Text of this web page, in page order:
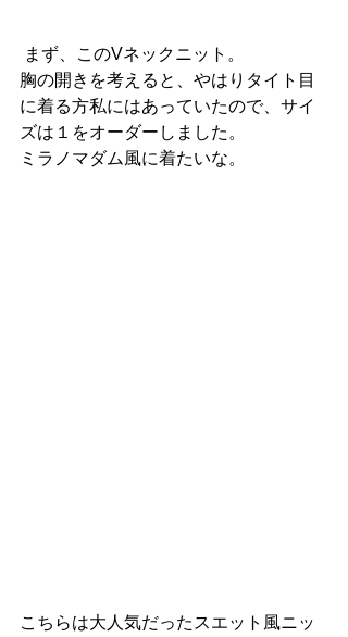
まず、このVネックニット。
胸の開きを考えると、やはりタイト目
に着る方私にはあっていたので、サイ
ズは１をオーダーしました。
ミラノマダム風に着たいな。
こちらは大人気だったスエット風ニッ